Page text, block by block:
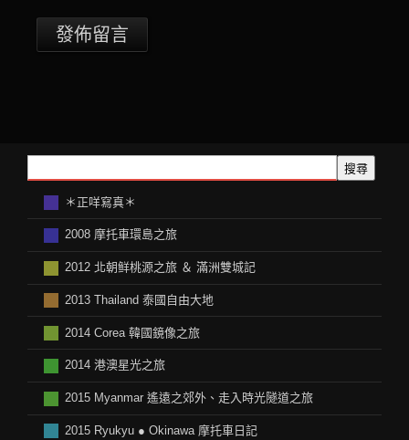
搜尋
＊正咩寫真＊
2008 摩托車環島之旅
2012 北朝鲜桃源之旅 ＆ 滿洲雙城記
2013 Thailand 泰國自由大地
2014 Corea 韓國鏡像之旅
2014 港澳星光之旅
2015 Myanmar 遙遠之郊外、走入時光隧道之旅
2015 Ryukyu ● Okinawa 摩托車日記